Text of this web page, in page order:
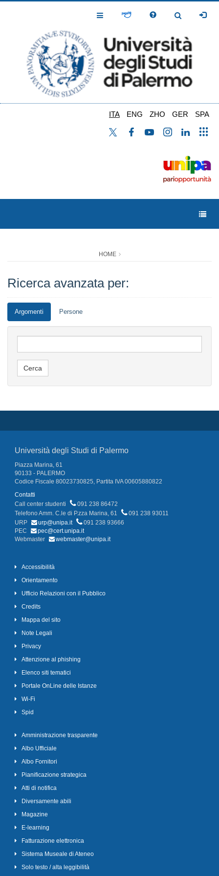
Toggle
Toggle
ITA ENG ZHO GER SPA
HOME
Ricerca avanzata per:
Argomenti Persone
Università degli Studi di Palermo
Piazza Marina, 61
90133 - PALERMO
Codice Fiscale 80023730825, Partita IVA 00605880822
Contatti
Call center studenti
091 238 86472
Telefono Amm. C.le di P.zza Marina, 61
091 238 93011
URP
urp@unipa.it
091 238 93666
PEC
pec@cert.unipa.it
Webmaster
webmaster@unipa.it
Accessibilità
Orientamento
Ufficio Relazioni con il Pubblico
Credits
Mappa del sito
Note Legali
Privacy
Attenzione al phishing
Elenco siti tematici
Portale OnLine delle Istanze
Wi-Fi
Spid
Amministrazione trasparente
Albo Ufficiale
Albo Fornitori
Pianificazione strategica
Atti di notifica
Diversamente abili
Magazine
E-learning
Fatturazione elettronica
Sistema Museale di Ateneo
Solo testo / alta leggibilità